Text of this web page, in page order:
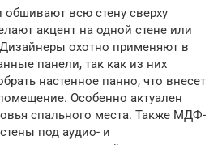
всю стену сверху
акцент на одной стене или
охотно применяют в
панели, так как из них
настенное панно, что внесет
Особенно актуален
спального места. Также МДФ-
под аудио- и